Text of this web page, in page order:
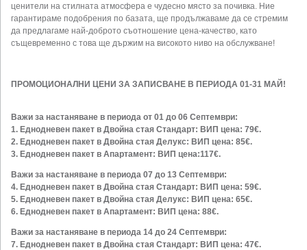
ценители на стилната атмосфера е чудесно място за почивка. Ние
гарантираме подобрения по базата, ще продължаваме да се стремим
да предлагаме най-доброто съотношение цена-качество, като
същевременно с това ще държим на високото ниво на обслужване!
ПРОМОЦИОНАЛНИ ЦЕНИ ЗА ЗАПИСВАНЕ В ПЕРИОДА 01-31 МАЙ!
Важи за настаняване в периода от 01 до 06 Септември:
1. Еднодневен пакет в Двойна стая Стандарт: ВИП цена: 79€.
2. Еднодневен пакет в Двойна стая Делукс: ВИП цена: 85€.
3. Еднодневен пакет в Апартамент: ВИП цена:117€.
Важи за настаняване в периода 07 до 13 Септември:
4. Еднодневен пакет в Двойна стая Стандарт: ВИП цена: 59€.
5. Еднодневен пакет в Двойна стая Делукс: ВИП цена: 65€.
6. Еднодневен пакет в Апартамент: ВИП цена: 88€.
Важи за настаняване в периода 14 до 24 Септември:
7. Еднодневен пакет в Двойна стая Стандарт: ВИП цена: 47€.